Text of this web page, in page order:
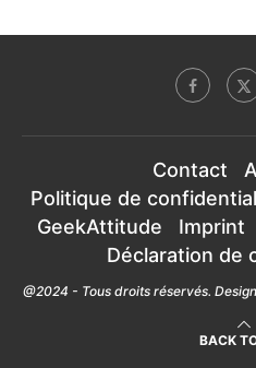
Contact
Politique de
GeekAttitude
Imprint
Déclaration de
@2024 - Tous droits réservés.
BACK